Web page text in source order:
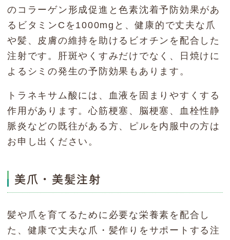
のコラーゲン形成促進と色素沈着予防効果があ
るビタミンCを1000mgと、健康的で丈夫な爪
や髪、皮膚の維持を助けるビオチンを配合した
注射です。肝斑やくすみだけでなく、日焼けに
よるシミの発生の予防効果もあります。
トラネキサム酸には、血液を固まりやすくする
作用があります。心筋梗塞、脳梗塞、血栓性静
脈炎などの既往がある方、ピルを内服中の方は
お申し出ください。
美爪・美髪注射
髪や爪を育てるために必要な栄養素を配合し
た、健康で丈夫な爪・髪作りをサポートする注